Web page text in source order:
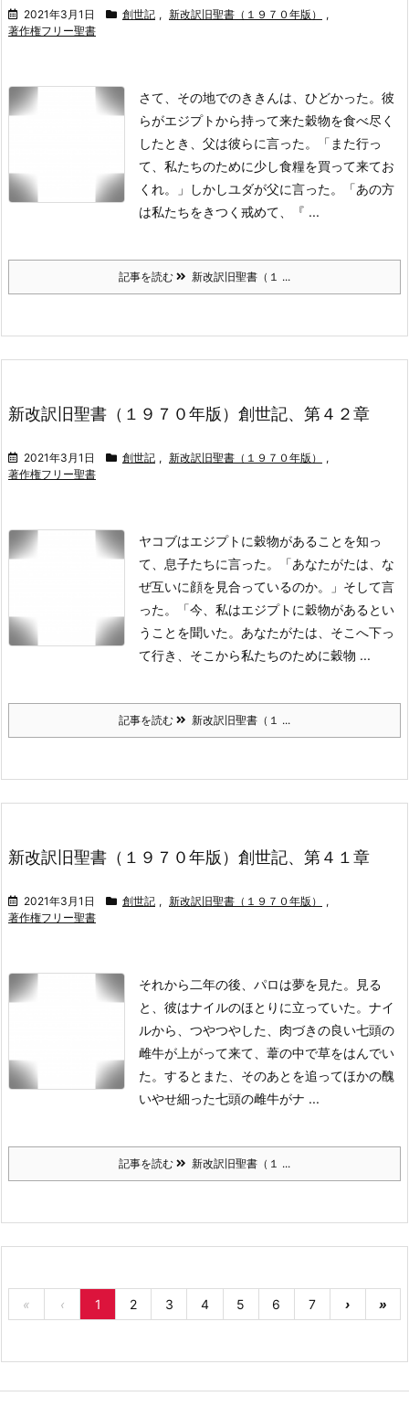
2021年3月1日 創世記 , 新改訳旧聖書（１９７０年版）
,
著作権フリー聖書
さて、その地でのききんは、ひどかった。 彼
らがエジプトから持って来た穀物を食べ尽く
したとき、父は彼らに言った。「また行っ
て、私たちのために少し食糧を買って来てお
くれ。」
しかしユダが父に言った。「あの方
は私たちをきつく戒めて、『 ...
記事を読む 新改訳旧聖書（１ ...
新改訳旧聖書（１９７０年版）創世記、第４２章
2021年3月1日 創世記 , 新改訳旧聖書（１９７０年版）
,
著作権フリー聖書
ヤコブはエジプトに穀物があることを知っ
て、息子たちに言った。「あなたがたは、な
ぜ互いに顔を見合っているのか。」 そして言
った。「今、私はエジプトに穀物があるとい
うことを聞いた。あなたがたは、そこへ下っ
て行き、そこから私たちのために穀物 ...
記事を読む 新改訳旧聖書（１ ...
新改訳旧聖書（１９７０年版）創世記、第４１章
2021年3月1日 創世記 , 新改訳旧聖書（１９７０年版）
,
著作権フリー聖書
それから二年の後、パロは夢を見た。見る
と、彼はナイルのほとりに立っていた。 ナイ
ルから、つやつやした、肉づきの良い七頭の
雌牛が上がって来て、葦の中で草をはんでい
た。 するとまた、そのあとを追ってほかの醜
いやせ細った七頭の雌牛がナ ...
記事を読む 新改訳旧聖書（１ ...
« ‹ 1 2 3 4 5 6 7 › »